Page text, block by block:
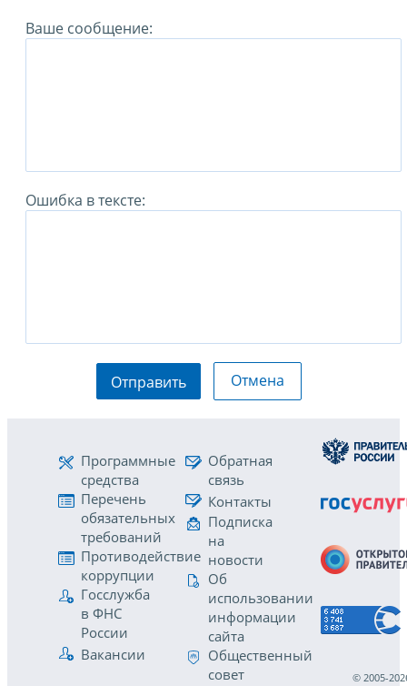
Ваше сообщение:
Ошибка в тексте:
Отправить Отмена
Программные
средства
Перечень
обязательных
требований
Противодействие
коррупции
Госслужба
в ФНС
России
Вакансии
Обратная
связь
Контакты
Подписка
на
новости
Об
использовании
информации
сайта
Общественный
совет
© 2005-